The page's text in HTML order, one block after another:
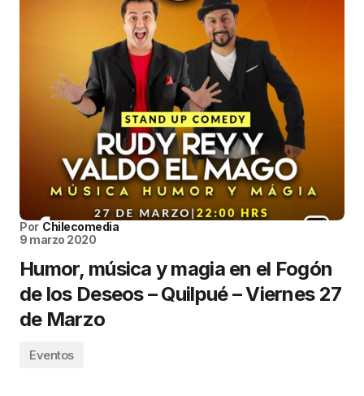
Por Chilecomedia
9 marzo 2020
Humor, música y magia en el Fogón
de los Deseos – Quilpué – Viernes 27
de Marzo
Eventos